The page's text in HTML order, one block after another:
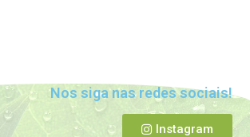
Nos siga nas redes sociais!
Instagram